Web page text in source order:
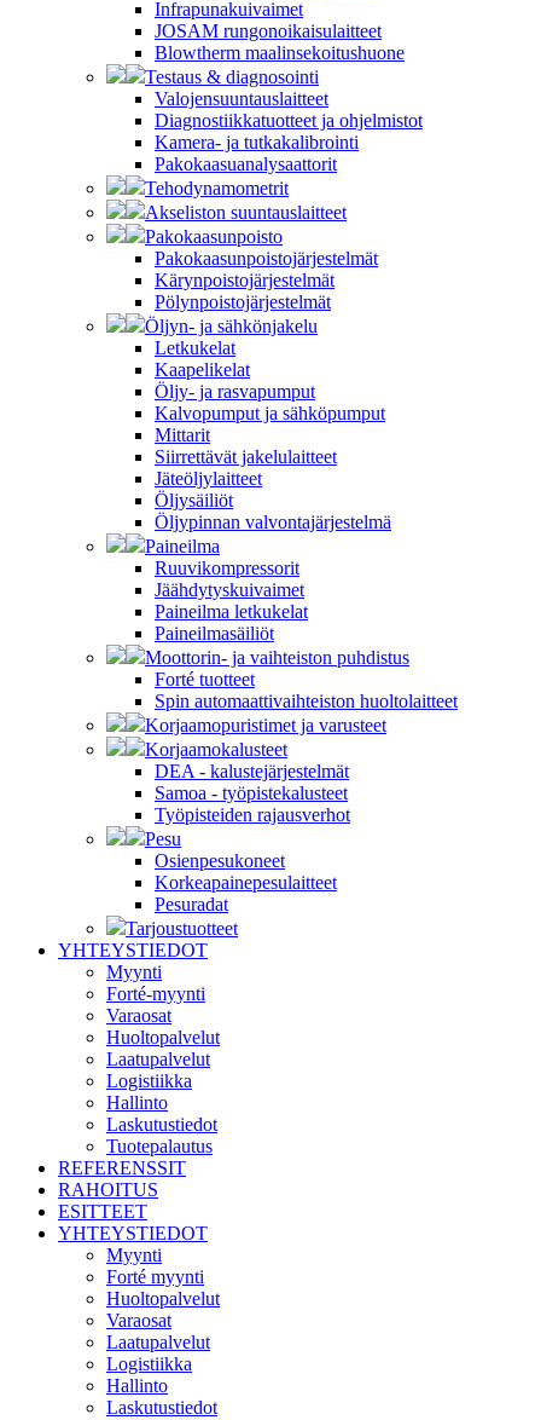
Infrapunakuivaimet
JOSAM rungonoikaisulaitteet
Blowtherm maalinsekoitushuone
Testaus & diagnosointi
Valojensuuntauslaitteet
Diagnostiikkatuotteet ja ohjelmistot
Kamera- ja tutkakalibrointi
Pakokaasuanalysaattorit
Tehodynamometrit
Akseliston suuntauslaitteet
Pakokaasunpoisto
Pakokaasunpoistojärjestelmät
Kärynpoistojärjestelmät
Pölynpoistojärjestelmät
Öljyn- ja sähkönjakelu
Letkukelat
Kaapelikelat
Öljy- ja rasvapumput
Kalvopumput ja sähköpumput
Mittarit
Siirrettävät jakelulaitteet
Jäteöljylaitteet
Öljysäiliöt
Öljypinnan valvontajärjestelmä
Paineilma
Ruuvikompressorit
Jäähdytyskuivaimet
Paineilma letkukelat
Paineilmasäiliöt
Moottorin- ja vaihteiston puhdistus
Forté tuotteet
Spin automaattivaihteiston huoltolaitteet
Korjaamopuristimet ja varusteet
Korjaamokalusteet
DEA - kalustejärjestelmät
Samoa - työpistekalusteet
Työpisteiden rajausverhot
Pesu
Osienpesukoneet
Korkeapainepesulaitteet
Pesuradat
Tarjoustuotteet
YHTEYSTIEDOT
Myynti
Forté-myynti
Varaosat
Huoltopalvelut
Laatupalvelut
Logistiikka
Hallinto
Laskutustiedot
Tuotepalautus
REFERENSSIT
RAHOITUS
ESITTEET
YHTEYSTIEDOT
Myynti
Forté myynti
Huoltopalvelut
Varaosat
Laatupalvelut
Logistiikka
Hallinto
Laskutustiedot